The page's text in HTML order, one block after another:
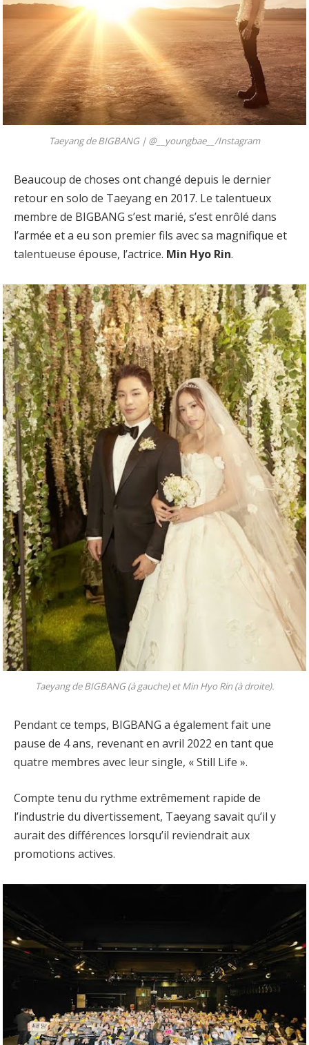
Taeyang de BIGBANG | @__youngbae__/Instagram
Beaucoup de choses ont changé depuis le dernier
retour en solo de Taeyang en 2017. Le talentueux
membre de BIGBANG s’est marié, s’est enrôlé dans
l’armée et a eu son premier fils avec sa magnifique et
talentueuse épouse, l’actrice. Min Hyo Rin.
Taeyang de BIGBANG (à gauche) et Min Hyo Rin (à droite).
Pendant ce temps, BIGBANG a également fait une
pause de 4 ans, revenant en avril 2022 en tant que
quatre membres avec leur single, « Still Life ».
Compte tenu du rythme extrêmement rapide de
l’industrie du divertissement, Taeyang savait qu’il y
aurait des différences lorsqu’il reviendrait aux
promotions actives.